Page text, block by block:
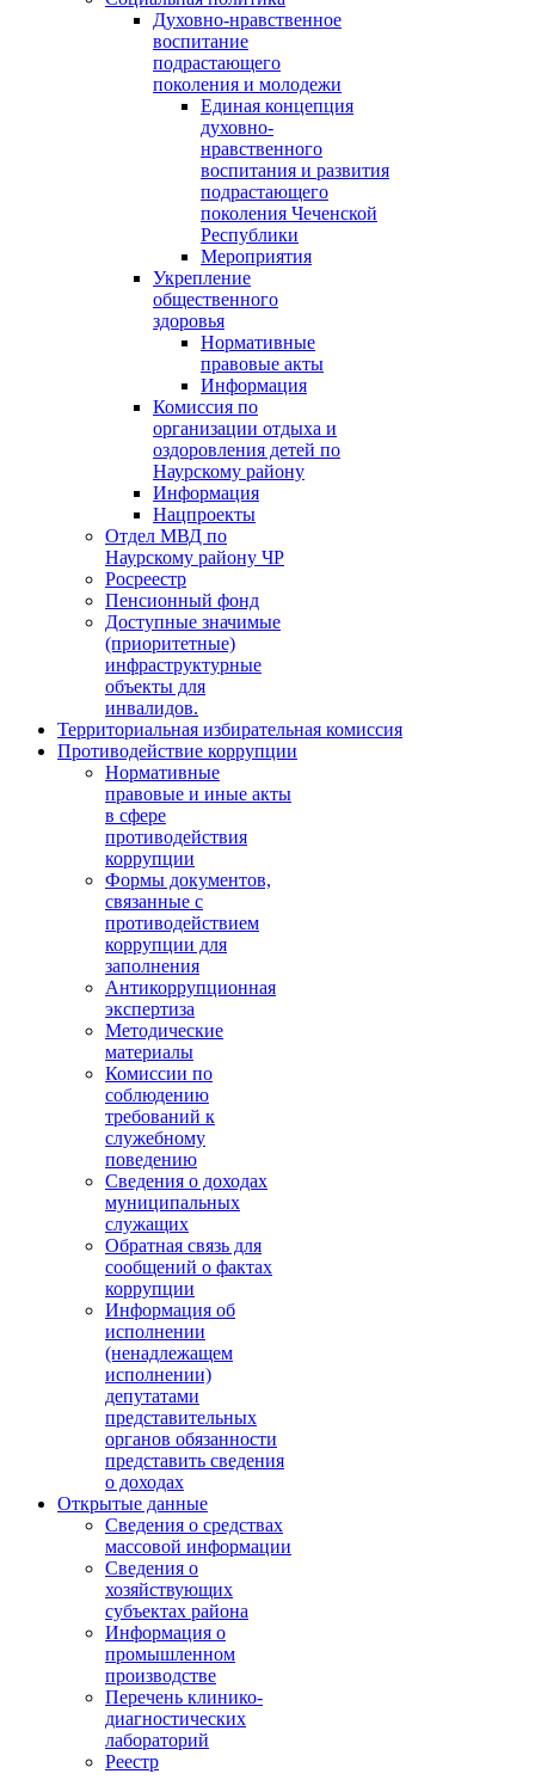
Духовно-нравственное
воспитание
подрастающего
поколения и молодежи
Единая концепция
духовно-
нравственного
воспитания и развития
подрастающего
поколения Чеченской
Республики
Мероприятия
Укрепление
общественного
здоровья
Нормативные
правовые акты
Информация
Комиссия по
организации отдыха и
оздоровления детей по
Наурскому району
Информация
Нацпроекты
Отдел МВД по
Наурскому району ЧР
Росреестр
Пенсионный фонд
Доступные значимые
(приоритетные)
инфраструктурные
объекты для
инвалидов.
Территориальная избирательная комиссия
Противодействие коррупции
Нормативные
правовые и иные акты
в сфере
противодействия
коррупции
Формы документов,
связанные с
противодействием
коррупции для
заполнения
Антикоррупционная
экспертиза
Методические
материалы
Комиссии по
соблюдению
требований к
служебному
поведению
Сведения о доходах
муниципальных
служащих
Обратная связь для
сообщений о фактах
коррупции
Информация об
исполнении
(ненадлежащем
исполнении)
депутатами
представительных
органов обязанности
представить сведения
о доходах
Открытые данные
Сведения о средствах
массовой информации
Сведения о
хозяйствующих
субъектах района
Информация о
промышленном
производстве
Перечень клинико-
диагностических
лабораторий
Реестр